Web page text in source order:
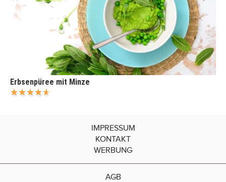
Erbsenpüree mit Minze
IMPRESSUM
KONTAKT
WERBUNG
AGB